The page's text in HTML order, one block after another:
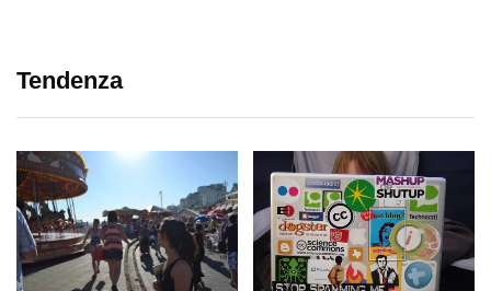
Tendenza